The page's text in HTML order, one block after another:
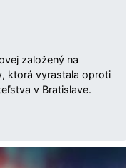
založený na
ktorá vyrastala oproti
v Bratislave.